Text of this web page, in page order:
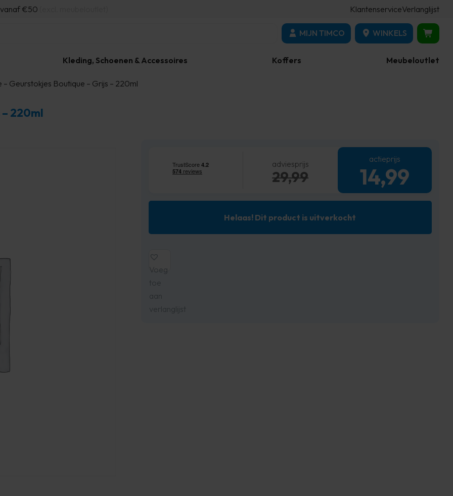
vanaf €50 KlantenserviceVerlanglijst
MIJN TIMCO WINKELS
Kleding, Schoenen & Accessoires Koffers Meubeloutlet
– Geurstokjes Boutique – Grijs – 220ml
220ml
adviesprijs
29,99
actieprijs
14,99
Helaas! Dit product is uitverkocht
Voeg